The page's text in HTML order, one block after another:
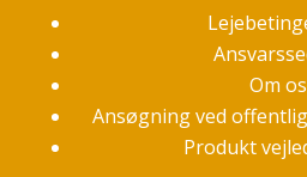
Om os
Ansøgning ved
Produkt